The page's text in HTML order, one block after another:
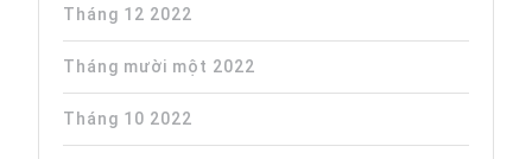
Tháng 12 2022
Tháng mười một 2022
Tháng 10 2022